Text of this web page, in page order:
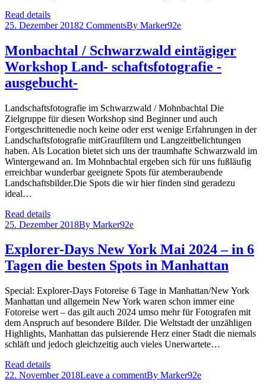
Read details
25. Dezember 20182 CommentsBy Marker92e
Monbachtal / Schwarzwald eintägiger
Workshop Land- schaftsfotografie -
ausgebucht-
Landschaftsfotografie im Schwarzwald / Mohnbachtal Die
Zielgruppe für diesen Workshop sind Beginner und auch
Fortgeschrittenedie noch keine oder erst wenige Erfahrungen in der
Landschaftsfotografie mitGraufiltern und Langzeitbelichtungen
haben. Als Location bietet sich uns der traumhafte Schwarzwald im
Wintergewand an. Im Mohnbachtal ergeben sich für uns fußläufig
erreichbar wunderbar geeignete Spots für atemberaubende
Landschaftsbilder.Die Spots die wir hier finden sind geradezu
ideal…
Read details
25. Dezember 2018By Marker92e
Explorer-Days New York Mai 2024 – in 6
Tagen die besten Spots in Manhattan
Special: Explorer-Days Fotoreise 6 Tage in Manhattan/New York
Manhattan und allgemein New York waren schon immer eine
Fotoreise wert – das gilt auch 2024 umso mehr für Fotografen mit
dem Anspruch auf besondere Bilder. Die Weltstadt der unzähligen
Highlights, Manhattan das pulsierende Herz einer Stadt die niemals
schläft und jedoch gleichzeitig auch vieles Unerwartete…
Read details
22. November 2018Leave a commentBy Marker92e